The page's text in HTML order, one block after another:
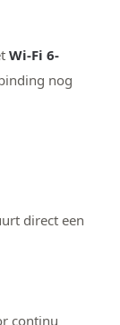
Wi-Fi 6-
nog
direct een
continu